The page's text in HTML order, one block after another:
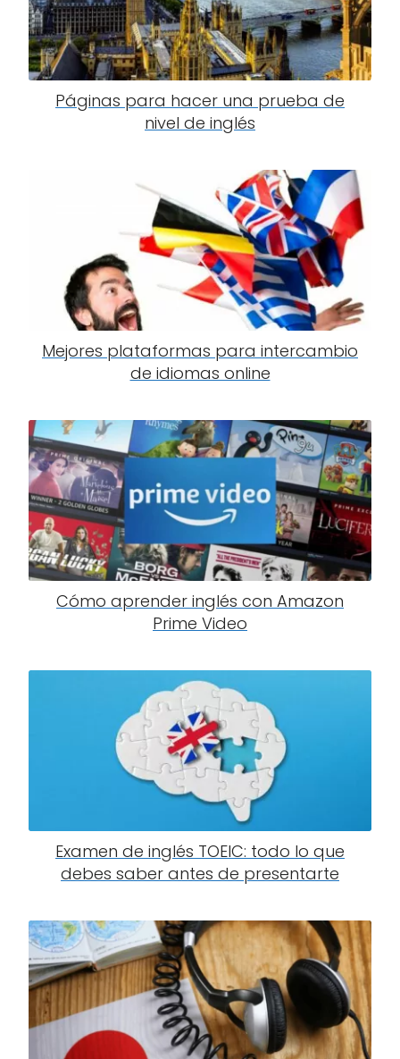
Páginas para hacer una prueba de
nivel de inglés
Mejores plataformas para intercambio
de idiomas online
Cómo aprender inglés con Amazon
Prime Video
Examen de inglés TOEIC: todo lo que
debes saber antes de presentarte